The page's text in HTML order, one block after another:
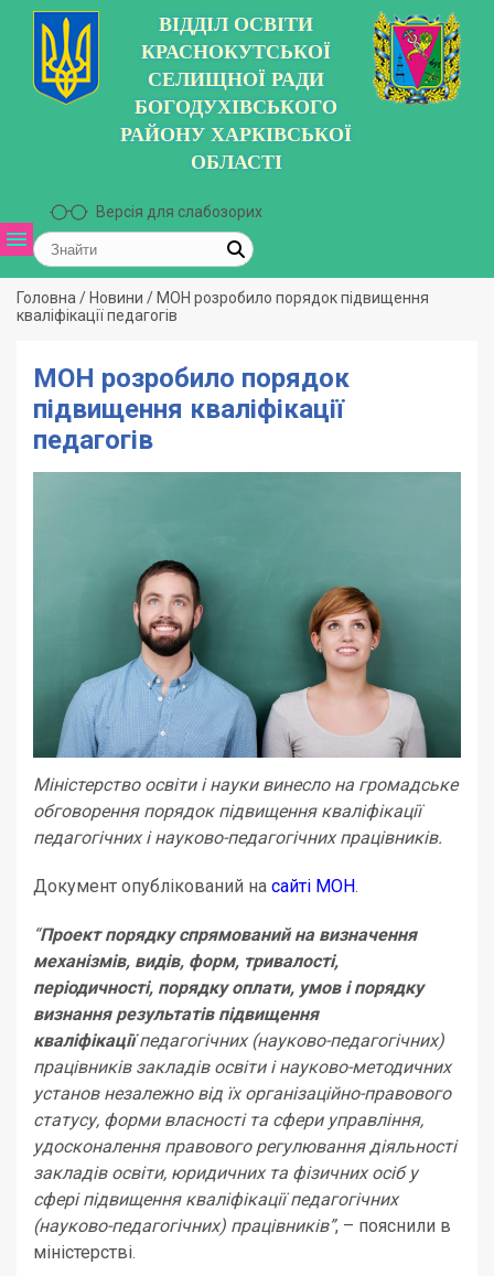
ВІДДІЛ ОСВІТИ
КРАСНОКУТСЬКОЇ
СЕЛИЩНОЇ РАДИ
БОГОДУХІВСЬКОГО
РАЙОНУ ХАРКІВСЬКОЇ
ОБЛАСТІ
Версія для слабозорих
Головна / Новини / МОН розробило порядок підвищення
кваліфікації педагогів
МОН розробило порядок
підвищення кваліфікації
педагогів
Міністерство освіти і науки винесло на громадське
обговорення порядок підвищення кваліфікації
педагогічних і науково-педагогічних працівників.
Документ опублікований на сайті МОН.
“Проект порядку спрямований на визначення
механізмів, видів, форм, тривалості,
періодичності, порядку оплати, умов і порядку
визнання результатів підвищення
кваліфікаціїпедагогічних (науково-педагогічних)
працівників закладів освіти і науково-методичних
установ незалежно від їх організаційно-правового
статусу, форми власності та сфери управління,
удосконалення правового регулювання діяльності
закладів освіти, юридичних та фізичних осіб у
сфері підвищення кваліфікації педагогічних
(науково-педагогічних) працівників”, – пояснили в
міністерстві.